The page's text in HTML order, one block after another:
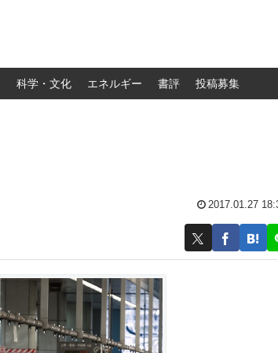
科学・文化 エネルギー 書評 投稿募集
2017.01.27